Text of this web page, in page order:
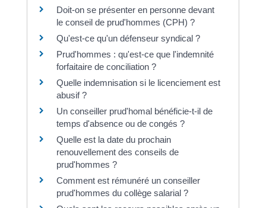
Doit-on se présenter en personne devant
le conseil de prud'hommes (CPH) ?
Qu'est-ce qu'un défenseur syndical ?
Prud'hommes : qu'est-ce que l'indemnité
forfaitaire de conciliation ?
Quelle indemnisation si le licenciement est
abusif ?
Un conseiller prud'homal bénéficie-t-il de
temps d'absence ou de congés ?
Quelle est la date du prochain
renouvellement des conseils de
prud'hommes ?
Comment est rémunéré un conseiller
prud'hommes du collège salarial ?